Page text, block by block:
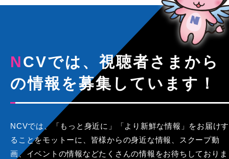
NCVでは、視聴者さまから
の情報を募集しています！
NCVでは、「もっと身近に」「より新鮮な情報」をお届けす
ることをモットーに、皆様からの身近な情報、スクープ動
画、イベントの情報などたくさんの情報をお待ちしておりま